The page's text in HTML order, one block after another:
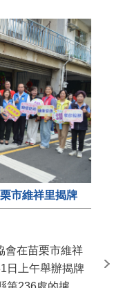
市維祥里揭牌
會在苗栗市維祥
日上午舉辦揭牌
苗